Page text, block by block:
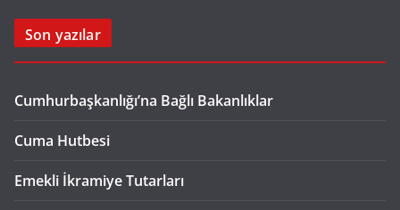
Son yazılar
Cumhurbaşkanlığı’na Bağlı Bakanlıklar
Cuma Hutbesi
Emekli İkramiye Tutarları